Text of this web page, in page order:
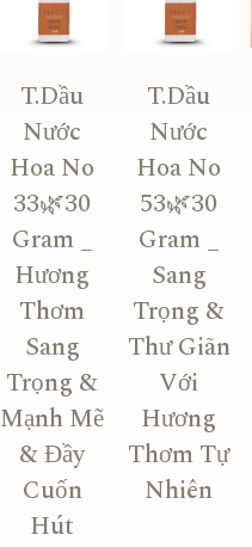
T.Dầu
Nước
Hoa No
33🌿30
Gram _
Hương
Thơm
Sang
Trọng &
Mạnh Mẽ
& Đầy
Cuốn
Hút
T.Dầu
Nước
Hoa No
53🌿30
Gram _
Sang
Trọng &
Thư Giãn
Với
Hương
Thơm Tự
Nhiên